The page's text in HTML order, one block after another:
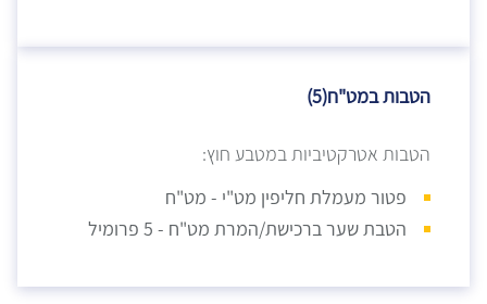
הטבות במט"ח(5)
הטבות אטרקטיביות במטבע חוץ:
פטור מעמלת חליפין מט"י - מט"ח
הטבת שער ברכישת/המרת מט"ח - 5 פרומיל